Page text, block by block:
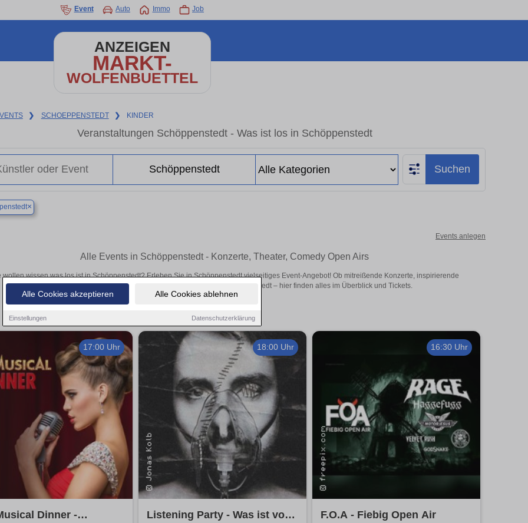
Alle Cookies akzeptieren Alle Cookies ablehnen
Einstellungen Datenschutzerklärung
Event Auto Immo Job
ANZEIGEN
MARKT-
WOLFENBUETTEL
❯ SCHOEPPENSTEDT ❯ KINDER
Veranstaltungen Schöppenstedt - Was ist los in Schöppenstedt
Suchen
×
Events anlegen
Alle Events in Schöppenstedt - Konzerte, Theater, Comedy Open Airs
wollen wissen was los ist in Schöppenstedt? Erleben Sie in Schöppenstedt vielseitiges Event-Angebot! Ob mitreißende Konzerte, inspirierende
Theateraufführungen oder aufregende Veranstaltungen in Schöppenstedt – hier finden alles im Überblick und Tickets.
17:00 Uhr
Dinner -
18:00 Uhr
Listening Party - Was ist vom
16:30 Uhr
F.O.A - Fiebig Open Air